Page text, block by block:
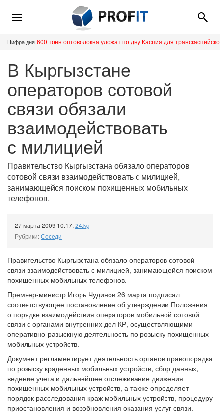
Цифра дня 600 тонн оптоволокна уложат по дну Каспия для
В Кыргызстане
операторов сотовой
связи обязали
взаимодействовать
с милицией
Правительство Кыргызстана обязало операторов
сотовой связи взаимодействовать с милицией,
занимающейся поиском похищенных мобильных
телефонов.
27 марта 2009 10:17, 24.kg
Рубрики:Соседи
Правительство Кыргызстана обязало операторов сотовой
связи взаимодействовать с милицией, занимающейся поиском
похищенных мобильных телефонов.
Премьер-министр Игорь Чудинов 26 марта подписал
соответствующее постановление об утверждении Положения
о порядке взаимодействия операторов мобильной сотовой
связи с органами внутренних дел КР, осуществляющими
оперативно-разыскную деятельность по розыску похищенных
мобильных устройств.
Документ регламентирует деятельность органов правопорядка
по розыску краденных мобильных устройств, сбор данных,
ведение учета и дальнейшее отслеживание движения
похищенных мобильных устройств, а также определяет
порядок расследования краж мобильных устройств, процедуру
приостановления и возобновления оказания услуг связи.